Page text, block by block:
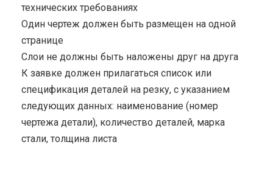
технических требованиях
Один чертеж должен быть размещен на одной
странице
Cлои не должны быть наложены друг на друга
К заявке должен прилагаться список или
спецификация деталей на резку, с указанием
следующих данных: наименование (номер
чертежа детали), количество деталей, марка
стали, толщина листа